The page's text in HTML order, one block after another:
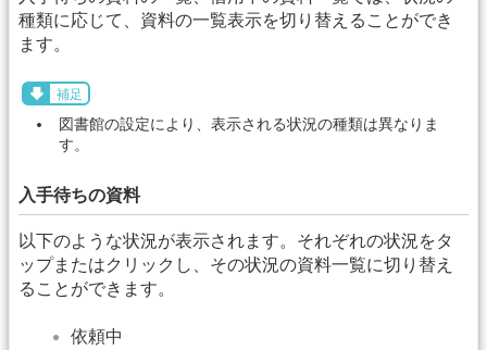
種類に応じて、資料の一覧表示を切り替えることができ
ます。
補足
図書館の設定により、表示される状況の種類は異なりま
す。
入手待ちの資料
以下のような状況が表示されます。それぞれの状況をタ
ップまたはクリックし、その状況の資料一覧に切り替え
ることができます。
依頼中